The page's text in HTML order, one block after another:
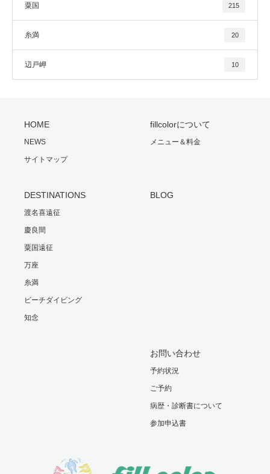
粟国 215
糸満 20
辺戸岬 10
HOME
NEWS
サイトマップ
fillcolorについて
メニュー＆料金
DESTINATIONS
渡名喜遠征
慶良間
粟国遠征
万座
糸満
ビーチダイビング
知念
BLOG
お問い合わせ
予約状況
ご予約
病歴・診断書について
参加申込書